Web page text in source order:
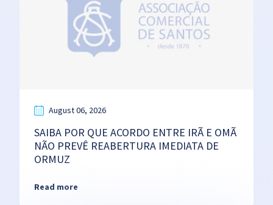
August 06, 2026
SAIBA POR QUE ACORDO ENTRE IRÃ E OMÃ
NÃO PREVÊ REABERTURA IMEDIATA DE
ORMUZ
Read more